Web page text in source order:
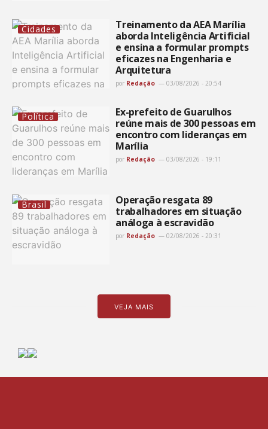
Cidades
Treinamento da AEA Marília
aborda Inteligência Artificial
e ensina a formular prompts
eficazes na Engenharia e
Arquitetura
por Redação 03/08/2026 - 20:54
Política
Ex-prefeito de Guarulhos
reúne mais de 300 pessoas em
encontro com lideranças em
Marília
por Redação 03/08/2026 - 19:11
Brasil
Operação resgata 89
trabalhadores em situação
análoga à escravidão
por Redação 02/08/2026 - 20:31
VEJA MAIS